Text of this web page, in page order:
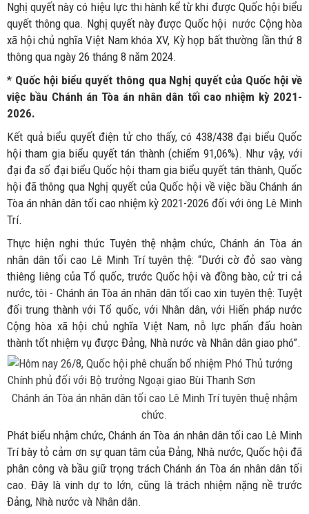
Nghị quyết này có hiệu lực thi hành kể từ khi được Quốc hội biểu
quyết thông qua. Nghị quyết này được Quốc hội nước Cộng hòa
xã hội chủ nghĩa Việt Nam khóa XV, Kỳ họp bất thường lần thứ 8
thông qua ngày 26 tháng 8 năm 2024.
* Quốc hội biểu quyết thông qua Nghị quyết của Quốc hội về
việc bầu Chánh án Tòa án nhân dân tối cao nhiệm kỳ 2021-
2026.
Kết quả biểu quyết điện tử cho thấy, có 438/438 đại biểu Quốc
hội tham gia biểu quyết tán thành (chiếm 91,06%). Như vậy, với
đại đa số đại biểu Quốc hội tham gia biểu quyết tán thành, Quốc
hội đã thông qua Nghị quyết của Quốc hội về việc bầu Chánh án
Tòa án nhân dân tối cao nhiệm kỳ 2021-2026 đối với ông Lê Minh
Trí.
Thực hiện nghi thức Tuyên thệ nhậm chức, Chánh án Tòa án
nhân dân tối cao Lê Minh Trí tuyên thệ: “Dưới cờ đỏ sao vàng
thiêng liêng của Tổ quốc, trước Quốc hội và đồng bào, cử tri cả
nước, tôi - Chánh án Tòa án nhân dân tối cao xin tuyên thệ: Tuyệt
đối trung thành với Tổ quốc, với Nhân dân, với Hiến pháp nước
Cộng hòa xã hội chủ nghĩa Việt Nam, nỗ lực phấn đấu hoàn
thành tốt nhiệm vụ được Đảng, Nhà nước và Nhân dân giao phó”.
Chánh án Tòa án nhân dân tối cao Lê Minh Trí tuyên thuệ nhậm
chức.
Phát biểu nhậm chức, Chánh án Tòa án nhân dân tối cao Lê Minh
Trí bày tỏ cảm ơn sự quan tâm của Đảng, Nhà nước, Quốc hội đã
phân công và bầu giữ trọng trách Chánh án Tòa án nhân dân tối
cao. Đây là vinh dự to lớn, cũng là trách nhiệm nặng nề trước
Đảng, Nhà nước và Nhân dân.